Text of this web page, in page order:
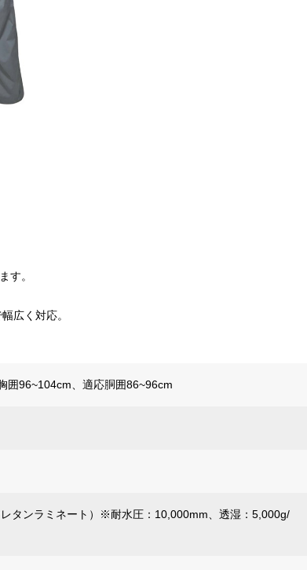
す。
広く対応。
囲96~104cm、適応胴囲86~96cm
タンラミネート）※耐水圧：10,000mm、透湿：5,000g/